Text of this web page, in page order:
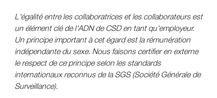
L'égalité entre les collaboratrices et les collaborateurs est
un élément clé de l'ADN de CSD en tant qu'employeur.
Un principe important à cet égard est la rémunération
indépendante du sexe. Nous faisons certifier en externe
le respect de ce principe selon les standards
internationaux reconnus de la SGS (Société Générale de
Surveillance).